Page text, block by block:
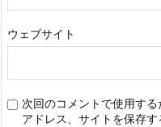
ウェブサイト
次回のコメントで使用す
アドレス、サイトを保存す